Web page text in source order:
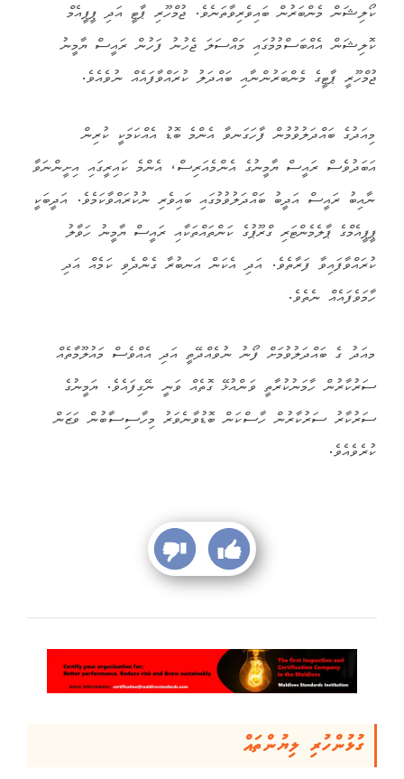
ކޯލިޝަން މެންބަރުން ބައިވެރިވާތަނެވެ. ޖުމްހޫރި ޕާޓީ އަދި ޕީޕީއެމް
ކޮލިޝަން އެއްބަސްމުމުގައި މައްސަލަ ޖެހުނު ފަހުން ރައީސް ޔާމީނު
ޖުމްހޫރީ ޕާޓީގެ މެންބަރުންނާއި ބައްދަލު ކުރައްވާފައެއް ނުވެއެވެ.
މިއަދުގެ ބައްދަލުވުމުން ފާހަގަނވާ އެންމެ ބޮޑު އެއްކަމަކީ ކުރިން
އަބަދުވެސް ރައީސް ޔާމީނުގެ އެންމެއަރިސް، އެންމެ ކައިރީގައި އިށީންނަވާ
ނާއިބު ރައީސް އަދީބު ބައްދަލުވުމުގައި ބައިވެރި ނުކުރައްވާކަމެވެ. އަދީބަކީ
ޕީޕީއެމްގެ ޕާލެމެންޓަރި ގްރޫޕުގެ ކަންތައްތަކާއި ރައީސް ޔާމީނު ހަވާލު
ކުރައްވާފައިވާ ފަރާތެވެ. އަދި އެކަން އަނބުރާ ގެންދެވި ކަމެއް އަދި
ހާމަވެފައެއް ނެތެވެ.
މއަދު ގެ ބައްދަލުވުމަށް ފޯނު ނުވެއްދޭތީ އަދި އެއްވެސް މައުލޫމާތެއް
ސަރުކާރުން ހާމަނުކުރާތީ ވަންއުޅޭ ގޮތެއް ވަނީ ނޭގިފައެވެ. ޔަމީނުގެ
ސަރުކާރު ސަރުކާރުން ހާސްކަން ބޮޑުވާނެވަރު މިހާސިސާބުން ވަޒަން
ކުރެވެއެވެ.
ގުޅުންހުރި ލިޔުންތައް